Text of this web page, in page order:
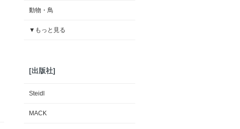
動物・鳥
▼もっと見る
[出版社]
Steidl
MACK